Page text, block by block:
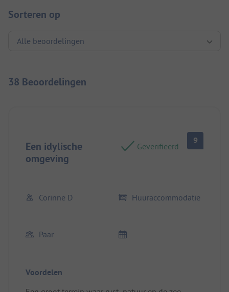
Sorteren op
38 Beoordelingen
Een idylische
omgeving
Geverifieerd
9
Corinne D Huuraccommodatie
Paar
Voordelen